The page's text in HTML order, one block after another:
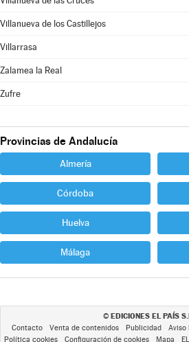
Villanueva de los Castillejos
Villarrasa
Zalamea la Real
Zufre
Provincias de Andalucía
Almería
Córdoba
Huelva
Málaga
© EDICIONES EL PAÍS
Contacto Venta de contenidos Publicidad Aviso
Política cookies
Configuración de cookies Mapa